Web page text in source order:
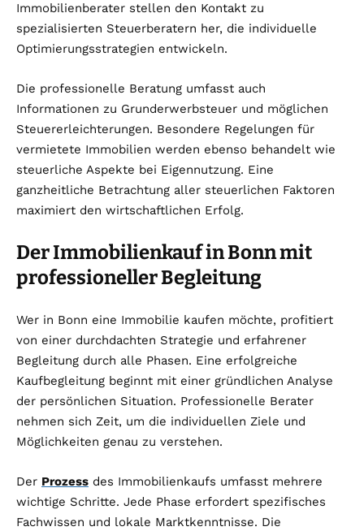
Immobilienberater stellen den Kontakt zu
spezialisierten Steuerberatern her, die individuelle
Optimierungsstrategien entwickeln.
Die professionelle Beratung umfasst auch
Informationen zu Grunderwerbsteuer und möglichen
Steuererleichterungen. Besondere Regelungen für
vermietete Immobilien werden ebenso behandelt wie
steuerliche Aspekte bei Eigennutzung. Eine
ganzheitliche Betrachtung aller steuerlichen Faktoren
maximiert den wirtschaftlichen Erfolg.
Der Immobilienkauf in Bonn mit
professioneller Begleitung
Wer in Bonn eine Immobilie kaufen möchte, profitiert
von einer durchdachten Strategie und erfahrener
Begleitung durch alle Phasen. Eine erfolgreiche
Kaufbegleitung beginnt mit einer gründlichen Analyse
der persönlichen Situation. Professionelle Berater
nehmen sich Zeit, um die individuellen Ziele und
Möglichkeiten genau zu verstehen.
Der Prozess des Immobilienkaufs umfasst mehrere
wichtige Schritte. Jede Phase erfordert spezifisches
Fachwissen und lokale Marktkenntnisse. Die